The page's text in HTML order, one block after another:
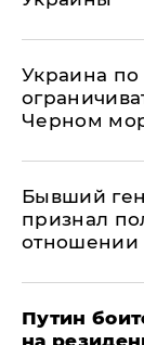
Украина
Черном
Бывший
признал
Путин
на